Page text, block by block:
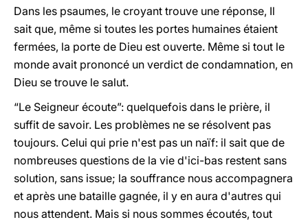
Dans les psaumes, le croyant trouve une réponse, Il
sait que, même si toutes les portes humaines étaient
fermées, la porte de Dieu est ouverte. Même si tout le
monde avait prononcé un verdict de condamnation, en
Dieu se trouve le salut.
“Le Seigneur écoute”: quelquefois dans le prière, il
suffit de savoir. Les problèmes ne se résolvent pas
toujours. Celui qui prie n'est pas un naïf: il sait que de
nombreuses questions de la vie d'ici-bas restent sans
solution, sans issue; la souffrance nous accompagnera
et après une bataille gagnée, il y en aura d'autres qui
nous attendent. Mais si nous sommes écoutés, tout